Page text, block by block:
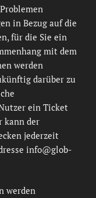
in Bezug auf die
für die Sie ein
mit dem
werden
darüber zu
ein Ticket
kann der
jederzeit
info@glob-
werden